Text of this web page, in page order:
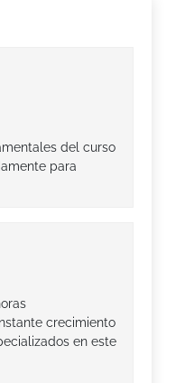
del curso
para
crecimiento
en este